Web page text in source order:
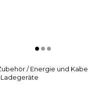
/ Energie und Kabel